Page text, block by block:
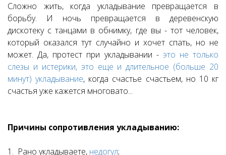
Сложно жить, когда укладывание превращается в
борьбу. И ночь превращается в деревенскую
дискотеку с танцами в обнимку, где вы - тот человек,
который оказался тут случайно и хочет спать, но не
может. Да, протест при укладывании - это не только
слезы и истерики, это еще и длительное (больше 20
минут) укладывание, когда счастье счастьем, но 10 кг
счастья уже кажется многовато...
Причины сопротивления укладыванию:
1. Рано укладываете, недогул;